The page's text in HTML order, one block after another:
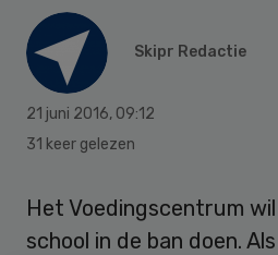
Skipr Redactie
21 juni 2016, 09:12
31 keer gelezen
Het Voedingscentrum
school in de ban doen.